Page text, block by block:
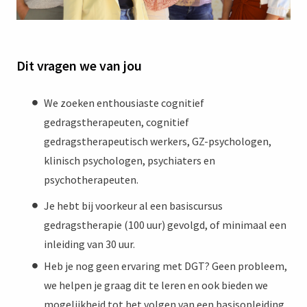
Dit vragen we van jou
We zoeken enthousiaste cognitief
gedragstherapeuten, cognitief
gedragstherapeutisch werkers, GZ-psychologen,
klinisch psychologen, psychiaters en
psychotherapeuten.
Je hebt bij voorkeur al een basiscursus
gedragstherapie (100 uur) gevolgd, of minimaal een
inleiding van 30 uur.
Heb je nog geen ervaring met DGT? Geen probleem,
we helpen je graag dit te leren en ook bieden we